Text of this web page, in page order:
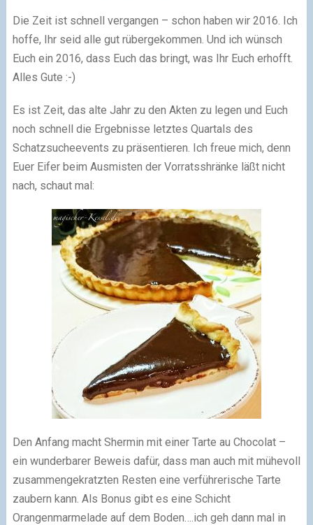
Die Zeit ist schnell vergangen – schon haben wir 2016. Ich
hoffe, Ihr seid alle gut rübergekommen. Und ich wünsch
Euch ein 2016, dass Euch das bringt, was Ihr Euch erhofft.
Alles Gute :-)
Es ist Zeit, das alte Jahr zu den Akten zu legen und Euch
noch schnell die Ergebnisse letztes Quartals des
Schatzsucheevents zu präsentieren. Ich freue mich, denn
Euer Eifer beim Ausmisten der Vorratsshränke läßt nicht
nach, schaut mal:
Den Anfang macht Shermin mit einer Tarte au Chocolat –
ein wunderbarer Beweis dafür, dass man auch mit mühevoll
zusammengekratzten Resten eine verführerische Tarte
zaubern kann. Als Bonus gibt es eine Schicht
Orangenmarmelade auf dem Boden….ich geh dann mal in